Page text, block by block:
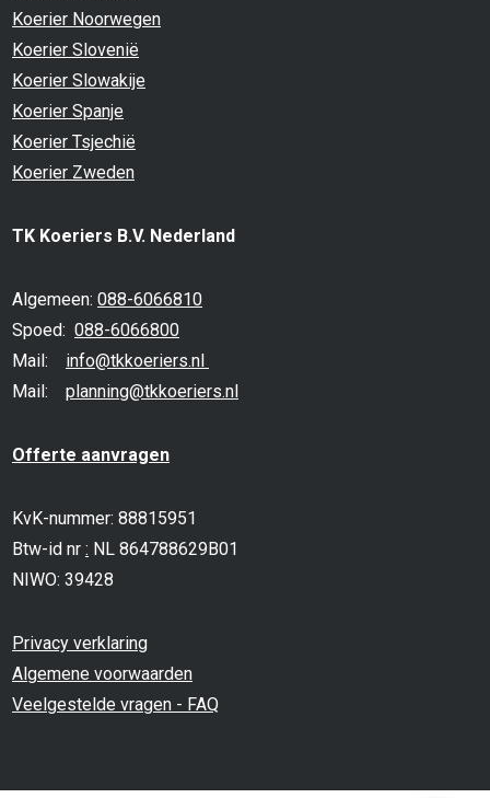
Koerier Noorwegen
Koerier Slovenië
Koerier Slowakije
Koerier Spanje
Koerier Tsjechië
Koerier Zweden
TK Koeriers B.V. Nederland
Algemeen: 088-6066810
Spoed: 088-6066800
Mail: info@tkkoeriers.nl
Mail: planning@tkkoeriers.nl
Offerte aanvragen
KvK-nummer: 88815951
Btw-id nr : NL 864788629B01
NIWO: 39428
Privacy verklaring
Algemene voorwaarden
Veelgestelde vragen - FAQ